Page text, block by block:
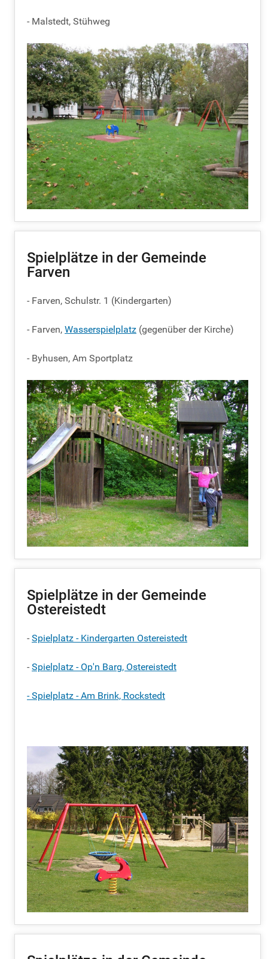
- Malstedt, Stühweg
Spielplätze in der Gemeinde
Farven
- Farven, Schulstr. 1 (Kindergarten)
- Farven, Wasserspielplatz (gegenüber der Kirche)
- Byhusen, Am Sportplatz
Spielplätze in der Gemeinde
Ostereistedt
- Spielplatz - Kindergarten Ostereistedt
- Spielplatz - Op'n Barg, Ostereistedt
- Spielplatz - Am Brink, Rockstedt